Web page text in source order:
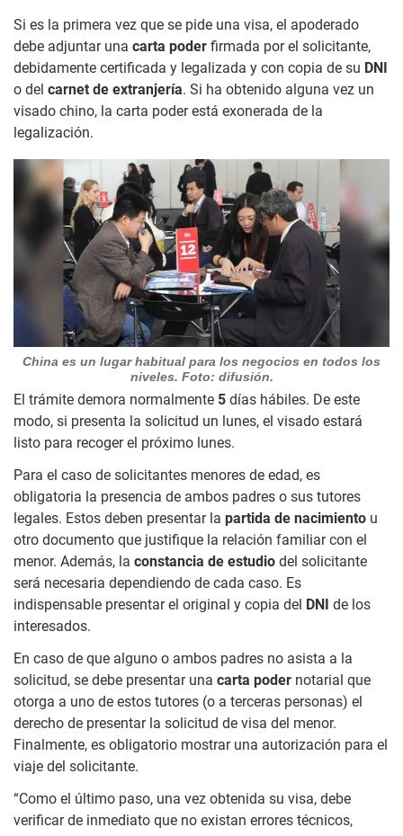
Si es la primera vez que se pide una visa, el apoderado
debe adjuntar una carta poder firmada por el solicitante,
debidamente certificada y legalizada y con copia de su DNI
o del carnet de extranjería. Si ha obtenido alguna vez un
visado chino, la carta poder está exonerada de la
legalización.
China es un lugar habitual para los negocios en todos los
niveles. Foto: difusión.
El trámite demora normalmente 5 días hábiles. De este
modo, si presenta la solicitud un lunes, el visado estará
listo para recoger el próximo lunes.
Para el caso de solicitantes menores de edad, es
obligatoria la presencia de ambos padres o sus tutores
legales. Estos deben presentar la partida de nacimiento u
otro documento que justifique la relación familiar con el
menor. Además, la constancia de estudio del solicitante
será necesaria dependiendo de cada caso. Es
indispensable presentar el original y copia del DNI de los
interesados.
En caso de que alguno o ambos padres no asista a la
solicitud, se debe presentar una carta poder notarial que
otorga a uno de estos tutores (o a terceras personas) el
derecho de presentar la solicitud de visa del menor.
Finalmente, es obligatorio mostrar una autorización para el
viaje del solicitante.
“Como el último paso, una vez obtenida su visa, debe
verificar de inmediato que no existan errores técnicos,